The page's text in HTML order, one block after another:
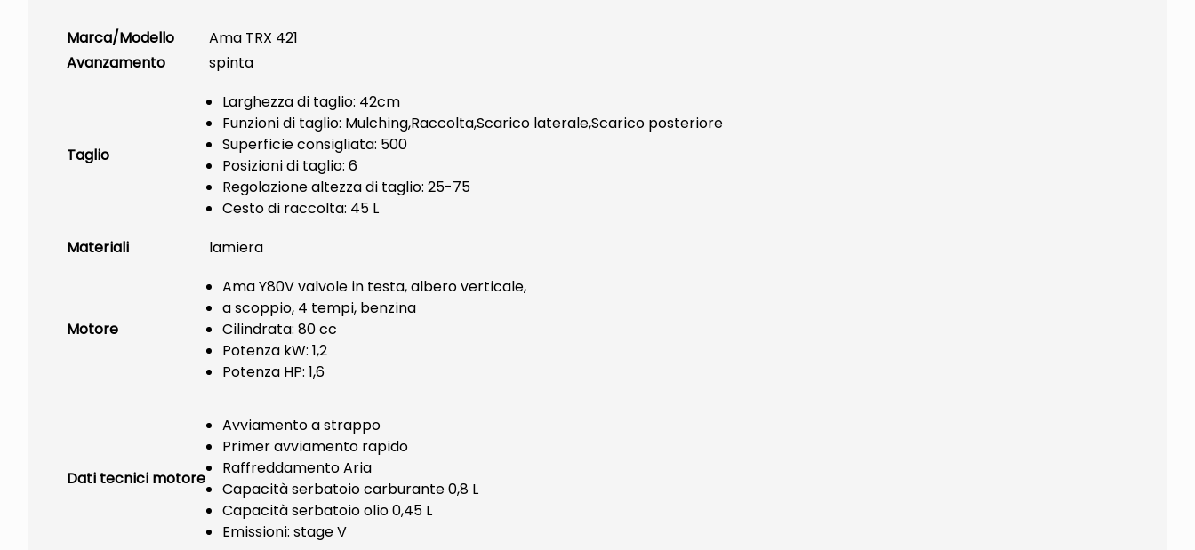
Marca/Modello
Ama TRX 421
Avanzamento
spinta
Taglio
Larghezza di taglio: 42cm
Funzioni di taglio: Mulching,Raccolta,Scarico laterale,Scarico posteriore
Superficie consigliata: 500
Posizioni di taglio: 6
Regolazione altezza di taglio: 25-75
Cesto di raccolta: 45 L
Materiali
lamiera
Motore
Ama Y80V valvole in testa, albero verticale,
a scoppio, 4 tempi, benzina
Cilindrata: 80 cc
Potenza kW: 1,2
Potenza HP: 1,6
Dati tecnici motore
Avviamento a strappo
Primer avviamento rapido
Raffreddamento Aria
Capacità serbatoio carburante 0,8 L
Capacità serbatoio olio 0,45 L
Emissioni: stage V